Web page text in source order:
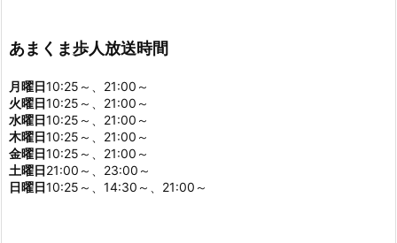
あまくま歩人放送時間
月曜日10:25～、21:00～
火曜日10:25～、21:00～
水曜日10:25～、21:00～
木曜日10:25～、21:00～
金曜日10:25～、21:00～
土曜日21:00～、23:00～
日曜日10:25～、14:30～、21:00～